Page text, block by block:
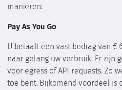
manieren:
Pay As You Go
U betaalt een vast bedrag van €
naar gelang uw verbruik. Er zijn
voor egress of API requests. Zo
toe bent. Bijkomend voordeel is